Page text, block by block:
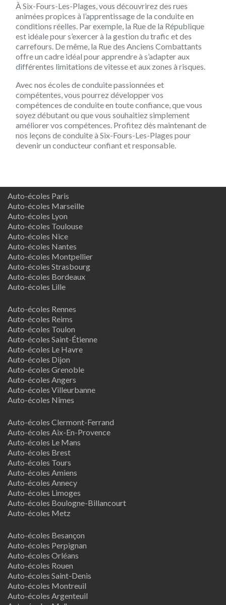
À Six-Fours-Les-Plages, vous découvrirez des rues
animées propices à l’apprentissage de la conduite en
conditions réelles. Par exemple, la Rue de la République
est idéale pour s’exercer à la gestion du trafic et des
carrefours. De même, la Rue des Anciens Combattants
offre un cadre idéal pour apprendre à s’adapter aux
différentes limitations de vitesse et aux zones à risques.
Avec nos écoles de conduite passionnées et
compétentes, vous pourrez développer vos
compétences de conduite en toute confiance, que vous
soyez débutant ou que vous souhaitiez simplement
améliorer vos compétences. Profitez dès maintenant de
nos leçons de conduite à Six-Fours-Les-Plages pour
devenir un conducteur confiant et responsable.
Auto-écoles Paris
Auto-écoles Marseille
Auto-écoles Lyon
Auto-écoles Toulouse
Auto-écoles Nice
Auto-écoles Nantes
Auto-écoles Montpellier
Auto-écoles Strasbourg
Auto-écoles Bordeaux
Auto-écoles Lille
Auto-écoles Rennes
Auto-écoles Reims
Auto-écoles Toulon
Auto-écoles Saint-Étienne
Auto-écoles Le Havre
Auto-écoles Dijon
Auto-écoles Grenoble
Auto-écoles Angers
Auto-écoles Villeurbanne
Auto-écoles Nîmes
Auto-écoles Clermont-Ferrand
Auto-écoles Aix-En-Provence
Auto-écoles Le Mans
Auto-écoles Brest
Auto-écoles Tours
Auto-écoles Amiens
Auto-écoles Annecy
Auto-écoles Limoges
Auto-écoles Boulogne-Billancourt
Auto-écoles Metz
Auto-écoles Besançon
Auto-écoles Perpignan
Auto-écoles Orléans
Auto-écoles Rouen
Auto-écoles Saint-Denis
Auto-écoles Montreuil
Auto-écoles Argenteuil